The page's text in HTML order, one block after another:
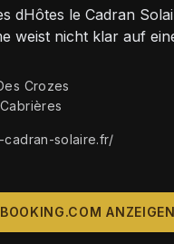
dHôtes le Cadran
weist nicht klar auf
Crozes
cadran-solaire.fr/
ANZEIGEN